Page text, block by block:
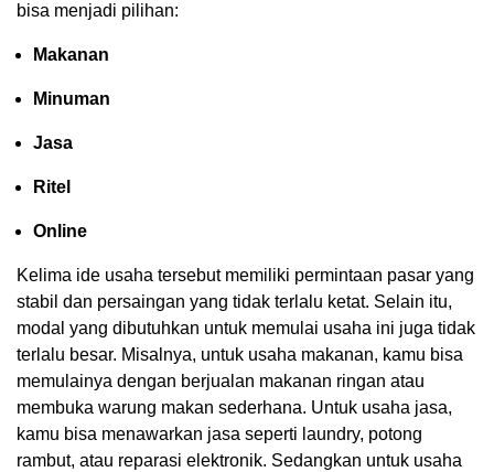
bisa menjadi pilihan:
Makanan
Minuman
Jasa
Ritel
Online
Kelima ide usaha tersebut memiliki permintaan pasar yang
stabil dan persaingan yang tidak terlalu ketat. Selain itu,
modal yang dibutuhkan untuk memulai usaha ini juga tidak
terlalu besar. Misalnya, untuk usaha makanan, kamu bisa
memulainya dengan berjualan makanan ringan atau
membuka warung makan sederhana. Untuk usaha jasa,
kamu bisa menawarkan jasa seperti laundry, potong
rambut, atau reparasi elektronik. Sedangkan untuk usaha